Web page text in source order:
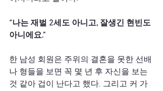
“나는 재벌 2세도 아니고, 잘생긴 현빈도
아니에요.”
한 남성 회원은 주위의 결혼을 못한 선배
나 형들을 보면 꼭 몇 년 후 자신을 보는
것 같아 겁이 난다고 했다. 그리고 커 가